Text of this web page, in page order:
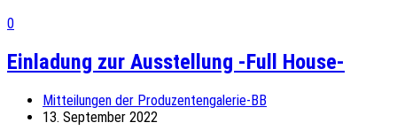
0
Einladung zur Ausstellung -Full House-
Mitteilungen der Produzentengalerie-BB
13. September 2022